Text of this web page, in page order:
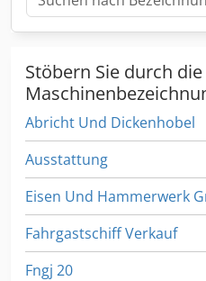
möglich. Wir beraten Sie
zu unseren Fahrzeugen.
Stöbern Sie durch
Abricht Und Dickenhobel
Ausstattung
Eisen Und Hammerwerk
Fahrgastschiff Verkauf
Fngj 20